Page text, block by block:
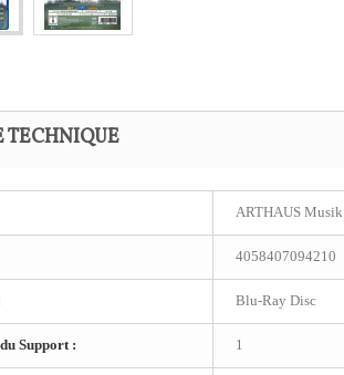
TECHNIQUE
ARTHAUS Musik
4058407094210
Blu-Ray Disc
Support : 1